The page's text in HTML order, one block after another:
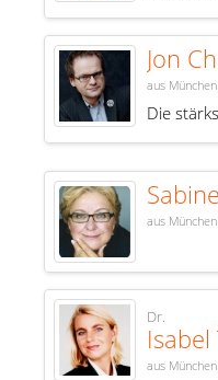
Jon
aus München
Die
aus München
Dr.
aus München